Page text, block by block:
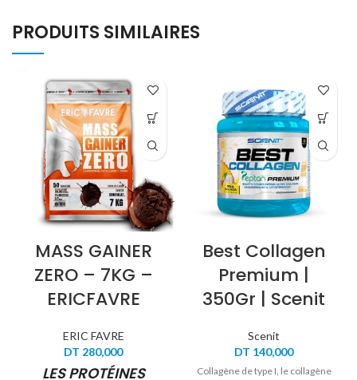
PRODUITS SIMILAIRES
MASS GAINER
ZERO – 7KG –
ERICFAVRE
ERIC FAVRE
DT 280,000
LES PROTÉINES
Best Collagen
Premium |
350Gr | Scenit
Scenit
DT 140,000
Collagène de type I, le collagène